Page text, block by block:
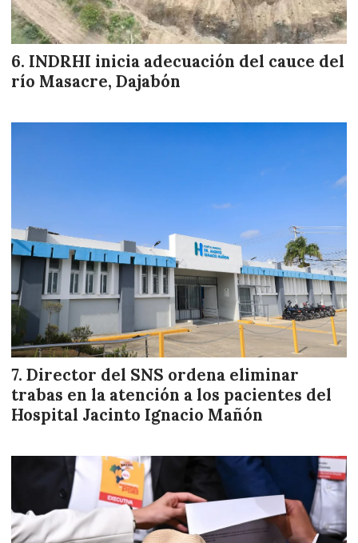
INDRHI inicia adecuación del cauce del
río Masacre, Dajabón
Director del SNS ordena eliminar
trabas en la atención a los pacientes del
Hospital Jacinto Ignacio Mañón